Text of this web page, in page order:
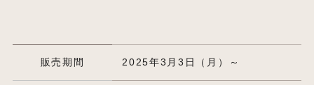
販売期間 2025年3月3日（月）～